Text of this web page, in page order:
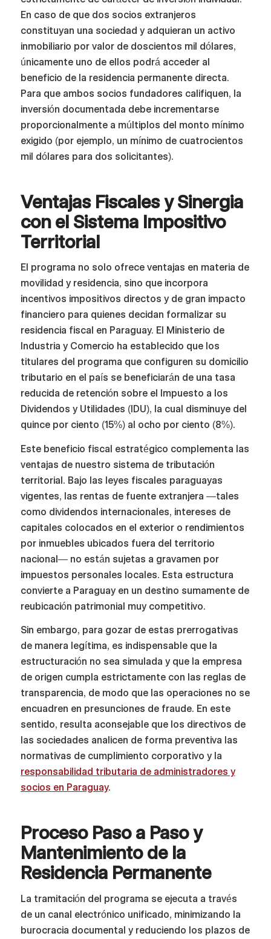
En caso de que dos socios extranjeros
constituyan una sociedad y adquieran un activo
inmobiliario por valor de doscientos mil dólares,
únicamente uno de ellos podrá acceder al
beneficio de la residencia permanente directa.
Para que ambos socios fundadores califiquen, la
inversión documentada debe incrementarse
proporcionalmente a múltiplos del monto mínimo
exigido (por ejemplo, un mínimo de cuatrocientos
mil dólares para dos solicitantes).
Ventajas Fiscales y Sinergia
con el Sistema Impositivo
Territorial
El programa no solo ofrece ventajas en materia de
movilidad y residencia, sino que incorpora
incentivos impositivos directos y de gran impacto
financiero para quienes decidan formalizar su
residencia fiscal en Paraguay. El Ministerio de
Industria y Comercio ha establecido que los
titulares del programa que configuren su domicilio
tributario en el país se beneficiarán de una tasa
reducida de retención sobre el Impuesto a los
Dividendos y Utilidades (IDU), la cual disminuye del
quince por ciento (15%) al ocho por ciento (8%).
Este beneficio fiscal estratégico complementa las
ventajas de nuestro sistema de tributación
territorial. Bajo las leyes fiscales paraguayas
vigentes, las rentas de fuente extranjera —tales
como dividendos internacionales, intereses de
capitales colocados en el exterior o rendimientos
por inmuebles ubicados fuera del territorio
nacional— no están sujetas a gravamen por
impuestos personales locales. Esta estructura
convierte a Paraguay en un destino sumamente de
reubicación patrimonial muy competitivo.
Sin embargo, para gozar de estas prerrogativas
de manera legítima, es indispensable que la
estructuración no sea simulada y que la empresa
de origen cumpla estrictamente con las reglas de
transparencia, de modo que las operaciones no se
encuadren en presunciones de fraude. En este
sentido, resulta aconsejable que los directivos de
las sociedades analicen de forma preventiva las
normativas de cumplimiento corporativo y la
responsabilidad tributaria de administradores y
socios en Paraguay.
Proceso Paso a Paso y
Mantenimiento de la
Residencia Permanente
La tramitación del programa se ejecuta a través
de un canal electrónico unificado, minimizando la
burocracia documental y reduciendo los plazos de